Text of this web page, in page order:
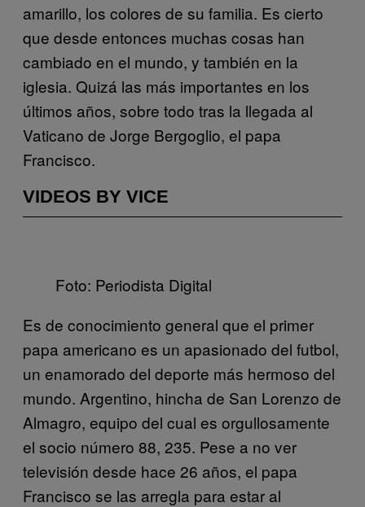
amarillo, los colores de su familia. Es cierto
que desde entonces muchas cosas han
cambiado en el mundo, y también en la
iglesia. Quizá las más importantes en los
últimos años, sobre todo tras la llegada al
Vaticano de Jorge Bergoglio, el papa
Francisco.
VIDEOS BY VICE
Foto: Periodista Digital
Es de conocimiento general que el primer
papa americano es un apasionado del futbol,
un enamorado del deporte más hermoso del
mundo. Argentino, hincha de San Lorenzo de
Almagro, equipo del cual es orgullosamente
el socio número 88, 235. Pese a no ver
televisión desde hace 26 años, el papa
Francisco se las arregla para estar al